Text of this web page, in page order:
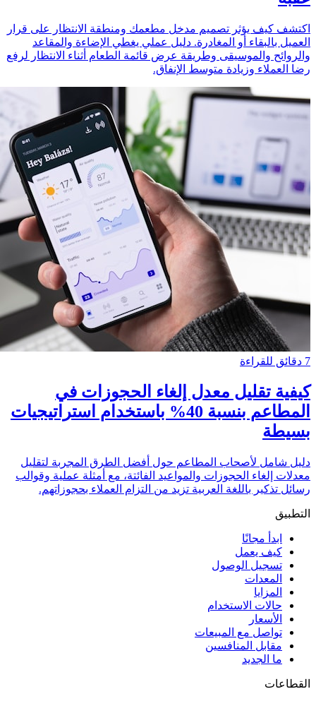
اكتشف كيف يؤثر تصميم مدخل مطعمك ومنطقة الانتظار على قرار
العميل بالبقاء أو المغادرة. دليل عملي يغطي الإضاءة والمقاعد
والروائح والموسيقى وطريقة عرض قائمة الطعام أثناء الانتظار لرفع
رضا العملاء وزيادة متوسط الإنفاق.
7 دقائق للقراءة
كيفية تقليل معدل إلغاء الحجوزات في
المطاعم بنسبة 40% باستخدام استراتيجيات
بسيطة
دليل شامل لأصحاب المطاعم حول أفضل الطرق المجربة لتقليل
معدلات إلغاء الحجوزات والمواعيد الفائتة، مع أمثلة عملية وقوالب
رسائل تذكير باللغة العربية تزيد من التزام العملاء بحجوزاتهم.
التطبيق
ابدأ مجانًا
كيف يعمل
تسجيل الوصول
المعدات
المزايا
حالات الاستخدام
الأسعار
تواصل مع المبيعات
مقابل المنافسين
ما الجديد
القطاعات